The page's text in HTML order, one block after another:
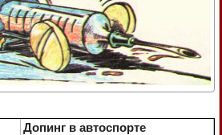
Допинг в автоспорте